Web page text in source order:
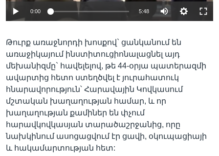
0:00 5:48
Թուրք առաջնորդի խոսքով` ցանկանում են
առաջիկայում ինստիտուցիոնալացնել այդ
մեխանիզմը` հավելելով, թե 44-օրյա պատերազմի
ավարտից հետո ստեղծվել է յուրահատուկ
հնարավորություն՝ Հարավային Կովկասում
մշտական խաղաղության համար, և որ
խաղաղության քամիներ են փչում
հարավկովկասյան տարածաշրջանից, որը
նախկինում ասոցացվում էր ցավի, օկուպացիայի
և հակամարտության հետ: